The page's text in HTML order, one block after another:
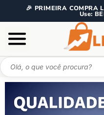
🎉 PRIMEIRA COMPRA
Use: